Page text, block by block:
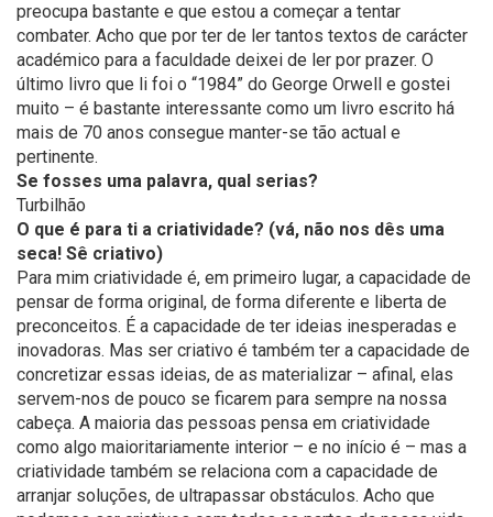
preocupa bastante e que estou a começar a tentar
combater. Acho que por ter de ler tantos textos de carácter
académico para a faculdade deixei de ler por prazer. O
último livro que li foi o “1984” do George Orwell e gostei
muito – é bastante interessante como um livro escrito há
mais de 70 anos consegue manter-se tão actual e
pertinente.
Se fosses uma palavra, qual serias?
Turbilhão
O que é para ti a criatividade? (vá, não nos dês uma
seca! Sê criativo)
Para mim criatividade é, em primeiro lugar, a capacidade de
pensar de forma original, de forma diferente e liberta de
preconceitos. É a capacidade de ter ideias inesperadas e
inovadoras. Mas ser criativo é também ter a capacidade de
concretizar essas ideias, de as materializar – afinal, elas
servem-nos de pouco se ficarem para sempre na nossa
cabeça. A maioria das pessoas pensa em criatividade
como algo maioritariamente interior – e no início é – mas a
criatividade também se relaciona com a capacidade de
arranjar soluções, de ultrapassar obstáculos. Acho que